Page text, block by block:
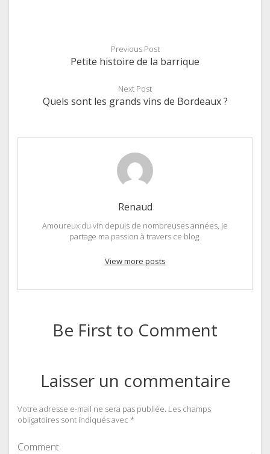
Previous Post
Petite histoire de la barrique
Next Post
Quels sont les grands vins de Bordeaux ?
Renaud
Amoureux du vin depuis de nombreuses années, je
partage ma passion à travers ce blog.
View more posts
Be First to Comment
Laisser un commentaire
Votre adresse e-mail ne sera pas publiée. Les champs
obligatoires sont indiqués avec *
Comment